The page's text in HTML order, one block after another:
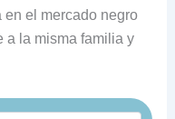
el mercado negro
a la misma familia y